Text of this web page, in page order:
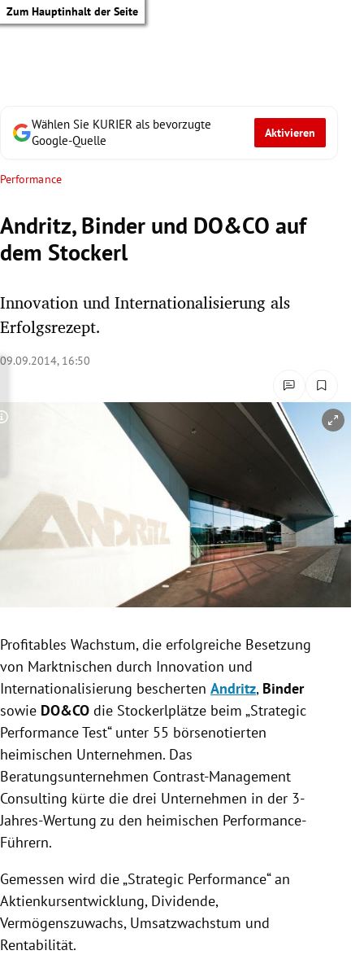
Zum Hauptinhalt der Seite
Untermenü
Untermenü
Untermenü
Untermenü
Untermenü
Wählen Sie KURIER als bevorzugte
Google-Quelle
Aktivieren
Performance
Andritz, Binder und DO&CO auf
dem Stockerl
Innovation und Internationalisierung als
Erfolgsrezept.
09.09.2014, 16:50
Copyright-Hinweis öffnen/schließen
Profitables Wachstum, die erfolgreiche Besetzung
von Marktnischen durch Innovation und
Internationalisierung bescherten Andritz, Binder
sowie DO&CO die Stockerlplätze beim „Strategic
Performance Test“ unter 55 börsenotierten
heimischen Unternehmen. Das
Beratungsunternehmen Contrast-Management
Consulting kürte die drei Unternehmen in der 3-
Jahres-Wertung zu den heimischen Performance-
Führern.
Gemessen wird die „Strategic Performance“ an
Aktienkursentwicklung, Dividende,
Vermögenszuwachs, Umsatzwachstum und
Rentabilität.